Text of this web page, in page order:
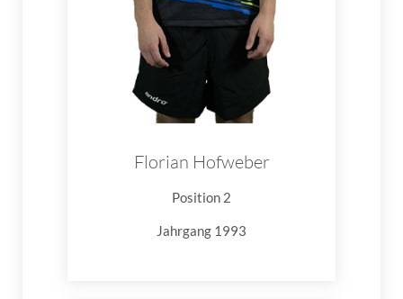
Florian Hofweber
Position 2
Jahrgang 1993